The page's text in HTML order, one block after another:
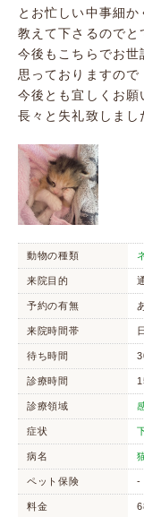
とお忙しい中事細か
教えて下さるのでと
今後もこちらでお世
思っておりますので
今後とも宜しくお願
長々と失礼致しまし
動物の種類
来院目的
予約の有無
来院時間帯
待ち時間
診療時間
診療領域
症状
病名
ペット保険 -
料金